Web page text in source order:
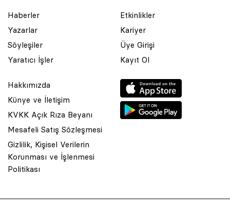
Haberler
Yazarlar
Söyleşiler
Yaratıcı İşler
Etkinlikler
Kariyer
Üye Girişi
Kayıt Ol
Hakkımızda
Künye ve İletişim
KVKK Açık Rıza Beyanı
Mesafeli Satış Sözleşmesi
Gizlilik, Kişisel Verilerin
Korunması ve İşlenmesi
Politikası
© 2001 Rota Yayın Yapım Tanıtım Tic. Ltd. Şti. Bu Sitede Bulunan
Asquared WordPress Agencytarafından tasarlanmış ve